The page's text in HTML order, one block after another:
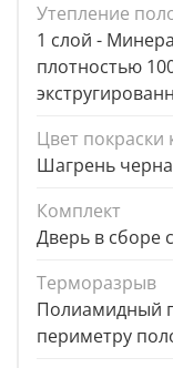
Утепление
1 слой -
плотностью
Цвет покраски
Шагрень
Комплект
Дверь в сборе
Терморазрыв
Полиамидный
периметру